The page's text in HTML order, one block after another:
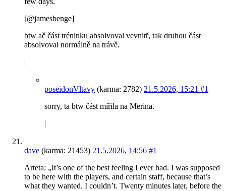
[@jamesbenge]
btw ač část tréninku absolvoval vevnitř, tak druhou část
absolvoval normálně na trávě.
|
poseidonVltavy (karma: 2782) 21.5.2026, 15:21 #1
sorry, ta btw část mířila na Merina.
|
dave (karma: 21453) 21.5.2026, 14:56 #1
Arteta: „It’s one of the best feeling I ever had. I was supposed
to be here with the players, and certain staff, because that’s
what they wanted. I couldn’t. Twenty minutes later, before the